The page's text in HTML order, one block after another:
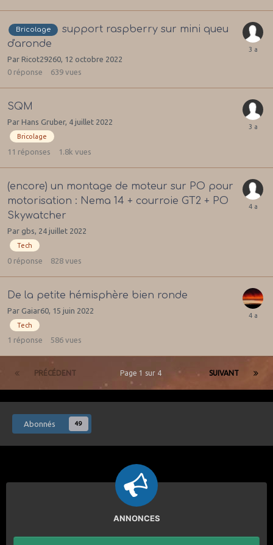
Bricolage
support raspberry sur mini queu
d'aronde
Par Ricot29260, 12 octobre 2022
0 réponse 639 vues
SQM
Par Hans Gruber, 4 juillet 2022
Bricolage
11 réponses 1.8k vues
(encore) un montage de moteur sur PO pour
motorisation : Nema 14 + courroie GT2 + PO
Skywatcher
Par gbs, 24 juillet 2022
Tech
0 réponse 828 vues
De la petite hémisphère bien ronde
Par Gaiar60 15 juin 2022
Tech
1 réponse 586 vues
PRÉCÉDENT SUIVANT
Page 1 sur 4
Abonnés 49
ANNONCES